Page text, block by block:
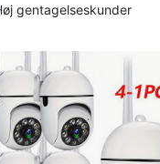
gentagelseskunder